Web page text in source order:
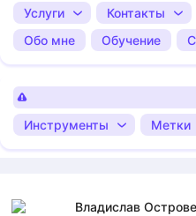
Услуги Контакты
Обо мне
Обучение
Инструменты Метки
Владислав